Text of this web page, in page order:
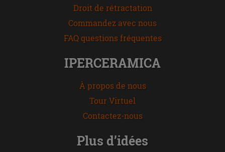
Droit de rétractation
Commandez avec nous
FAQ questions fréquentes
IPERCERAMICA
À propos de nous
Tour Virtuel
Contactez-nous
Plus d’idées